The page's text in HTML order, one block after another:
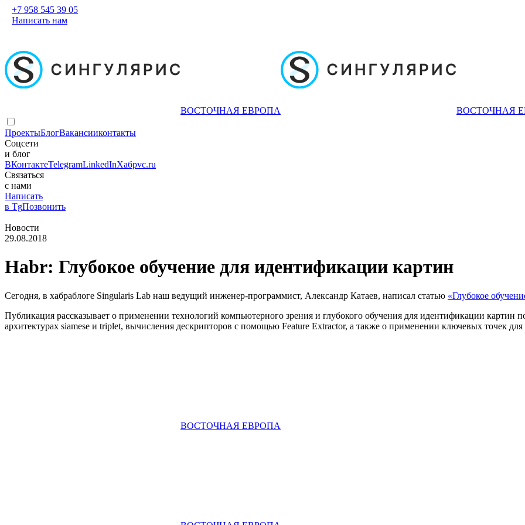
+7 958 545 39 05
Написать нам
ВОСТОЧНАЯ ЕВРОПА ВОСТОЧНАЯ
ПроектыБлогВакансииконтакты
Соцсети
и блог
ВКонтактеTelegramLinkedInХабрvc.ru
Связаться
с нами
Написать
в TgПозвонить
Новости
29.08.2018
Habr: Глубокое обучение для идентификации картин
Сегодня, в хабраблоге Singularis Lab наш ведущий инженер-программист, Александр Катаев, написал статью «Глубокое
Публикация рассказывает о применении технологий компьютерного зрения и глубокого обучения для идентификации картин
архитектурах siamese и triplet, вычисления дескрипторов с помощью Feature Extractor, а также о применении ключевых точек
ВОСТОЧНАЯ ЕВРОПА